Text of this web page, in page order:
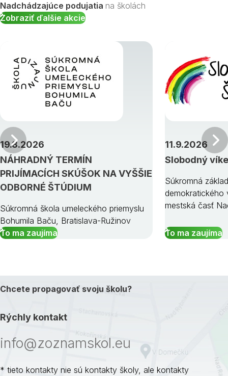
Nadchádzajúce podujatia na školách
Zobraziť ďalšie akcie
NÁHRADNÝ TERMÍN
PRIJÍMACÍCH SKÚŠOK NA VYŠŠIE
ODBORNÉ ŠTÚDIUM
19.8.2026
Súkromná škola umeleckého priemyslu
Bohumila Baču, Bratislava-Ružinov
To ma zaujíma
Slobodný
11.9.2026
Súkromná
demokratického
mestská časť
To ma zaujíma
Predchádzajúci
Chcete propagovať svoju školu?
Rýchly kontakt
info@zoznamskol.eu
* tieto kontakty nie sú kontakty školy, ale kontakty